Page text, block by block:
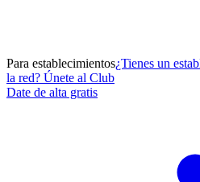
Para establecimientos¿Tienes un
la red? Únete al Club
Date de alta gratis